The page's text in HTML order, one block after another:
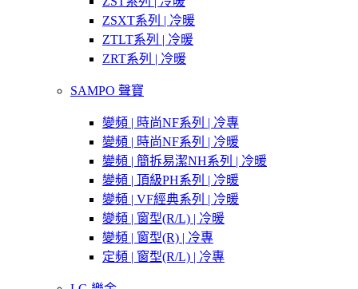
ZSXT系列 | 冷暖
ZTLT系列 | 冷暖
ZRT系列 | 冷暖
SAMPO 聲寶
變頻 | 時尚NF系列 | 冷專
變頻 | 時尚NF系列 | 冷暖
變頻 | 簡拆易潔NH系列 | 冷暖
變頻 | 頂級PH系列 | 冷暖
變頻 | VF經典系列 | 冷暖
變頻 | 窗型(R/L) | 冷暖
變頻 | 窗型(R) | 冷專
定頻 | 窗型(R/L) | 冷專